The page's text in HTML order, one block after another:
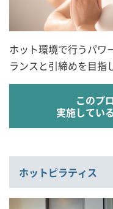
ホット環境で行うパワ
ランスと引締めを目指
このプ
実施してい
ホットピラティス